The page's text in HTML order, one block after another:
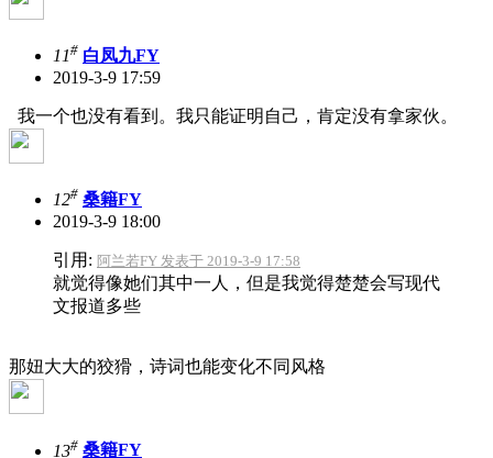
11# 白凤九FY
2019-3-9 17:59
我一个也没有看到。我只能证明自己，肯定没有拿家伙。
12# 桑籍FY
2019-3-9 18:00
引用: 阿兰若FY 发表于 2019-3-9 17:58
就觉得像她们其中一人，但是我觉得楚楚会写现代
文报道多些
那妞大大的狡猾，诗词也能变化不同风格
13# 桑籍FY